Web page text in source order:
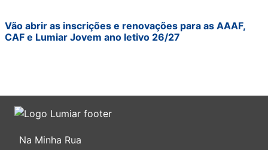
Vão abrir as inscrições e renovações para as AAAF,
CAF e Lumiar Jovem ano letivo 26/27
Na Minha Rua